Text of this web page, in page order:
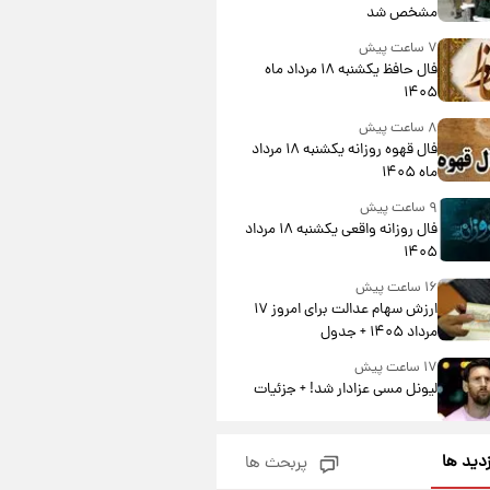
مشخص شد
۷ ساعت پیش
فال حافظ یکشنبه ۱۸ مرداد ماه
۱۴۰۵
۸ ساعت پیش
فال قهوه روزانه یکشنبه ۱۸ مرداد
ماه ۱۴۰۵
۹ ساعت پیش
فال روزانه واقعی یکشنبه ۱۸ مرداد
۱۴۰۵
۱۶ ساعت پیش
ارزش سهام عدالت برای امروز ۱۷
مرداد ۱۴۰۵ + جدول
۱۷ ساعت پیش
لیونل مسی عزادار شد! + جزئیات
لحظه برخورد رعد و برق به
ها پربحث ها